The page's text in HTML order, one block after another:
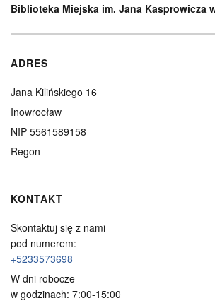
Biblioteka Miejska im. Jana Kasprowicza
ADRES
Jana Kilińskiego 16
Inowrocław
NIP 5561589158
Regon
KONTAKT
Skontaktuj się z nami
pod numerem:
+5233573698
W dni robocze
w godzinach: 7:00-15:00